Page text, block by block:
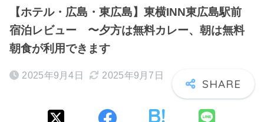
【ホテル・広島・東広島】東横INN東広島駅前
宿泊レビュー 〜夕方は無料カレー、朝は無料
朝食が利用できます
2025年9月4日 2025年9月7日